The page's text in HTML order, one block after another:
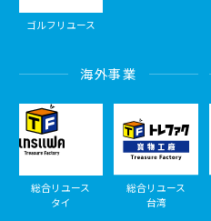
ゴルフリユース
海外事業
総合リユース
タイ
総合リユース
台湾